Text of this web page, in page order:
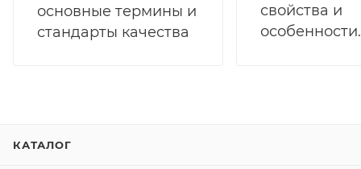
основные термины и
стандарты качества
свойства и
особенности.
КАТАЛОГ